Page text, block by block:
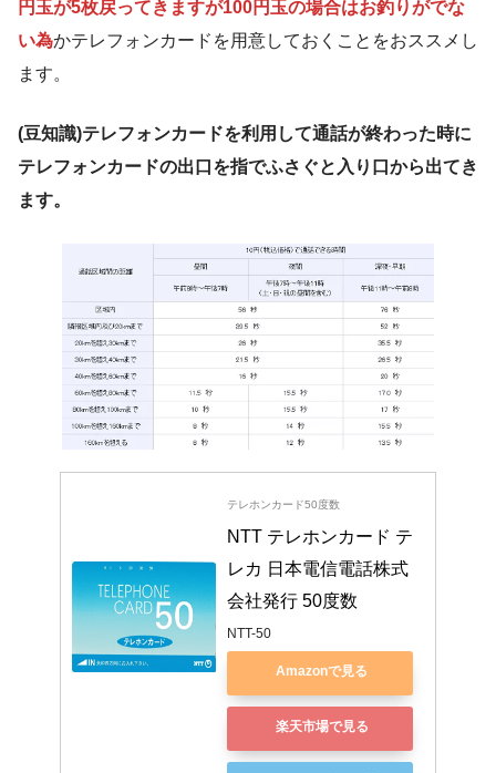
円玉が5枚戻ってきますが100円玉の場合はお釣りがでな
い為かテレフォンカードを用意しておくことをおススメし
ます。
(豆知識)テレフォンカードを利用して通話が終わった時に
テレフォンカードの出口を指でふさぐと入り口から出てき
ます。
テレホンカード50度数
NTT テレホンカード テ
レカ 日本電信電話株式
会社発行 50度数
NTT-50
Amazonで見る
楽天市場で見る